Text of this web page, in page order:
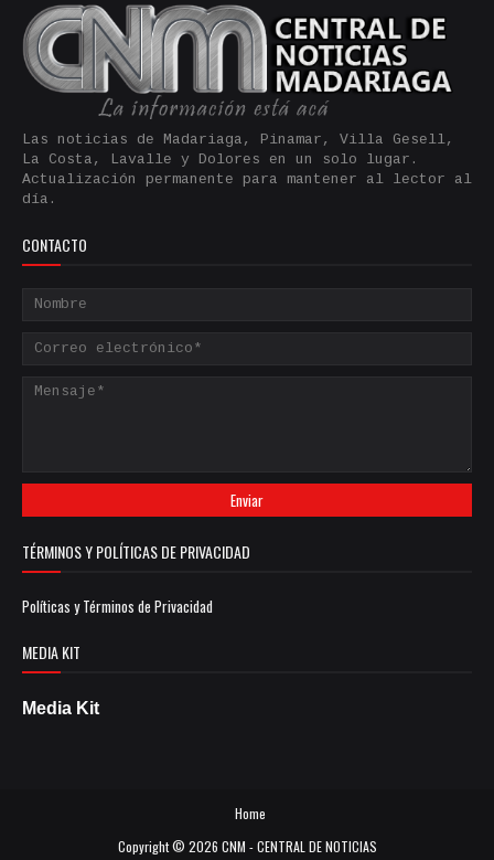
Las noticias de Madariaga, Pinamar, Villa Gesell,
La Costa, Lavalle y Dolores en un solo lugar.
Actualización permanente para mantener al lector al
día.
CONTACTO
TÉRMINOS Y POLÍTICAS DE PRIVACIDAD
Políticas y Términos de Privacidad
MEDIA KIT
Media Kit
Home
Copyright © 2026 CNM - CENTRAL DE NOTICIAS